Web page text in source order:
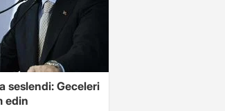
seslendi: Geceleri
edin